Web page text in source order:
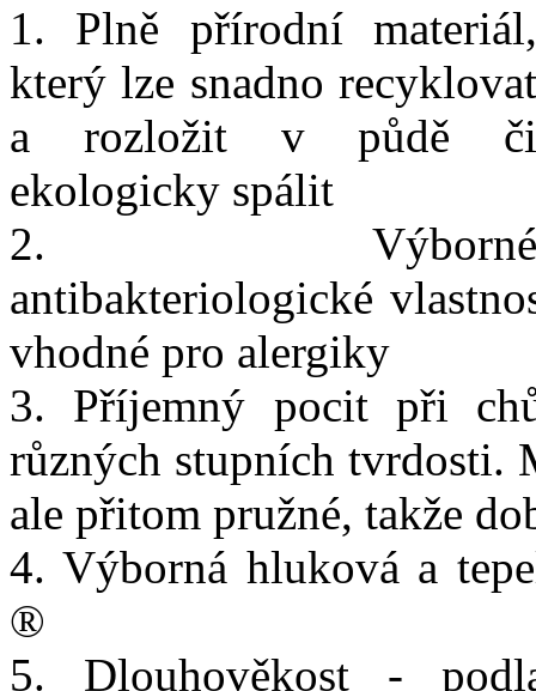
1. Plně přírodní materiál,
který lze snadno recyklovat
a rozložit v půdě či
ekologicky spálit
2. Výborné
antibakteriologické
vhodné pro alergiky
3. Příjemný pocit při
různých stupních tvrdosti.
ale přitom pružné, takže
4. Výborná hluková a
®
5. Dlouhověkost -